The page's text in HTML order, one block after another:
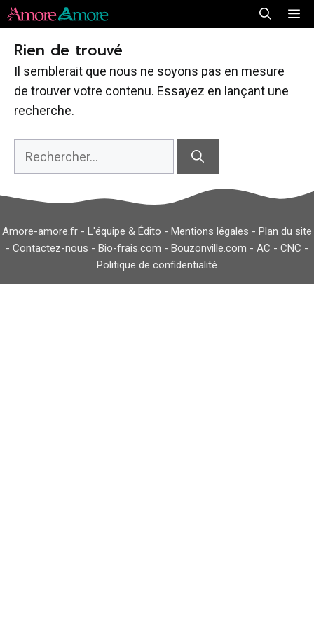
Aller
au
contenu
Rien de trouvé
Il semblerait que nous ne soyons pas en mesure
de trouver votre contenu. Essayez en lançant une
recherche.
Rechercher :
Amore-amore.fr - L'équipe & Édito - Mentions légales - Plan du site
- Contactez-nous - Bio-frais.com - Bouzonville.com - AC - CNC -
Politique de confidentialité